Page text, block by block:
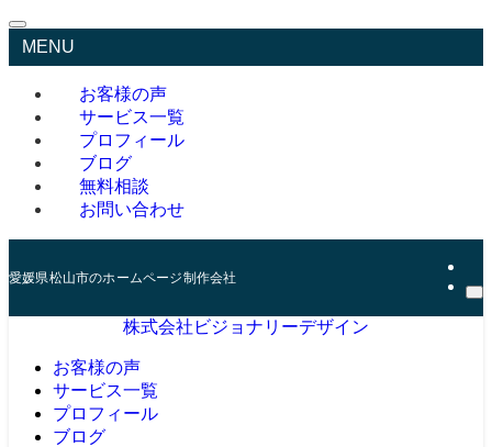
MENU
お客様の声
サービス一覧
プロフィール
ブログ
無料相談
お問い合わせ
愛媛県松山市のホームページ制作会社
株式会社ビジョナリーデザイン
お客様の声
サービス一覧
プロフィール
ブログ